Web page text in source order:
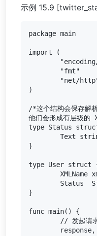
示例 15.9
package main
import (
)
/*这个结构会保存解
他们会形成有层级的
type Status
}
type User struct
}
func main() {